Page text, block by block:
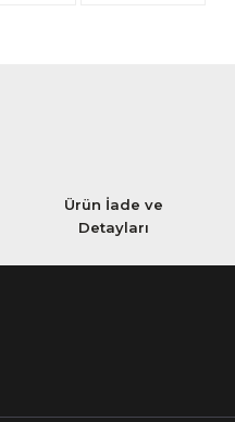
Ürün İade ve
Detayları